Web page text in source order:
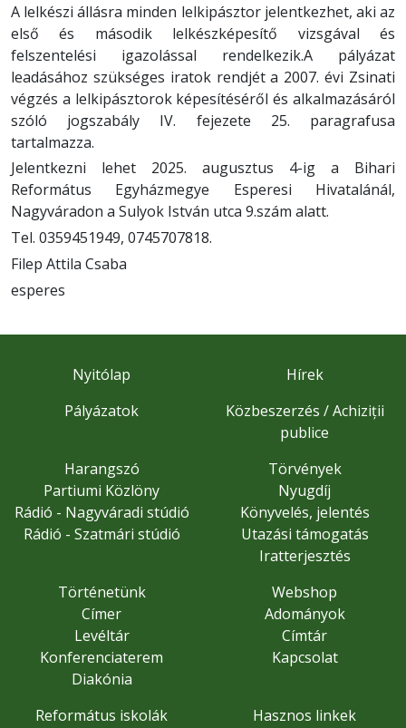
A lelkészi állásra minden lelkipásztor jelentkezhet, aki az
első és második lelkészképesítő vizsgával és
felszentelési igazolással rendelkezik.A pályázat
leadásához szükséges iratok rendjét a 2007. évi Zsinati
végzés a lelkipásztorok képesítéséről és alkalmazásáról
szóló jogszabály IV. fejezete 25. paragrafusa
tartalmazza.
Jelentkezni lehet 2025. augusztus 4-ig a Bihari
Református Egyházmegye Esperesi Hivatalánál,
Nagyváradon a Sulyok István utca 9.szám alatt.
Tel. 0359451949, 0745707818.
Filep Attila Csaba
esperes
Nyitólap
Hírek
Pályázatok
Közbeszerzés / Achiziții
publice
Harangszó
Partiumi Közlöny
Rádió - Nagyváradi stúdió
Rádió - Szatmári stúdió
Törvények
Nyugdíj
Könyvelés, jelentés
Utazási támogatás
Iratterjesztés
Történetünk
Címer
Levéltár
Konferenciaterem
Diakónia
Webshop
Adományok
Címtár
Kapcsolat
Református iskolák
Hasznos linkek